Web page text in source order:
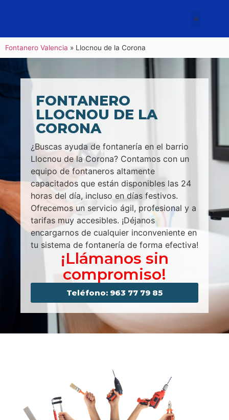
Fontanero Valencia » Llocnou de la Corona
FONTANERO
LLOCNOU DE LA
CORONA
¿Buscas ayuda de fontanería en el barrio
Llocnou de la Corona? Contamos con un
equipo de fontaneros altamente
capacitados que están disponibles las 24
horas del día, incluso en días festivos.
Ofrecemos un servicio ágil, profesional y a
tarifas muy accesibles. ¡Déjanos
encargarnos de cualquier inconveniente en
tu sistema de fontanería de forma efectiva!
¡Llámanos sin
compromiso!
Teléfono: 963 77 79 85